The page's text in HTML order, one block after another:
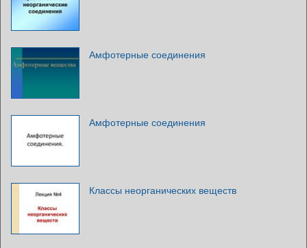
Амфотерные соединения
Амфотерные соединения
Классы неорганических веществ